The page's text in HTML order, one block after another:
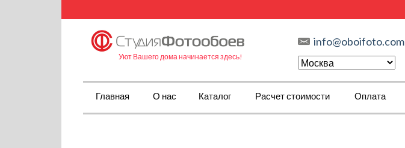
Уют Вашего дома начинается здесь!
info@oboifoto.com
Главная О нас Каталог Расчет стоимости Оплата